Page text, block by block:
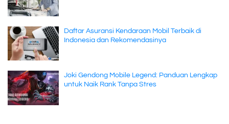
Daftar Asuransi Kendaraan Mobil Terbaik di
Indonesia dan Rekomendasinya
Joki Gendong Mobile Legend: Panduan Lengkap
untuk Naik Rank Tanpa Stres